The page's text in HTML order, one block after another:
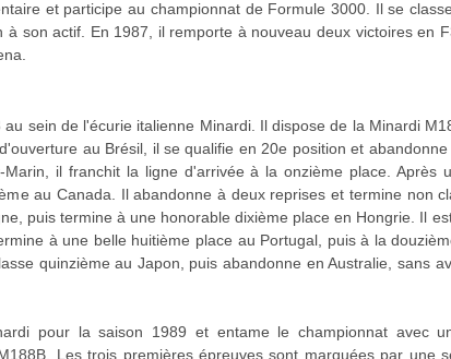
et participe au championnat de Formule 3000. Il se
son actif. En 1987, il remporte à nouveau deux victoires en
sein de l'écurie italienne Minardi. Il dispose de la Minardi
au Brésil, il se qualifie en 20e position et
il franchit la ligne d'arrivée à la onzième place. Après
au Canada. Il abandonne à deux reprises et termine non
puis termine à une honorable dixième place en Hongrie. Il
à une belle huitième place au Portugal, puis à la
quinzième au Japon, puis abandonne en Australie, sans
pour la saison 1989 et entame le championnat avec
Les trois premières épreuves sont marquées par une